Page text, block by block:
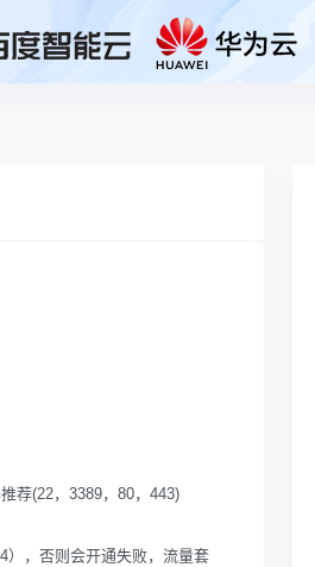
荐(22，3389，80，443)
），否则会开通失败，流量套